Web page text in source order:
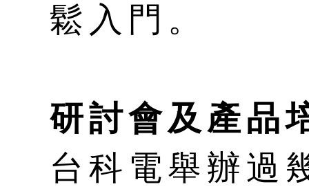
鬆入門。
研討會及產品
台科電舉辦過